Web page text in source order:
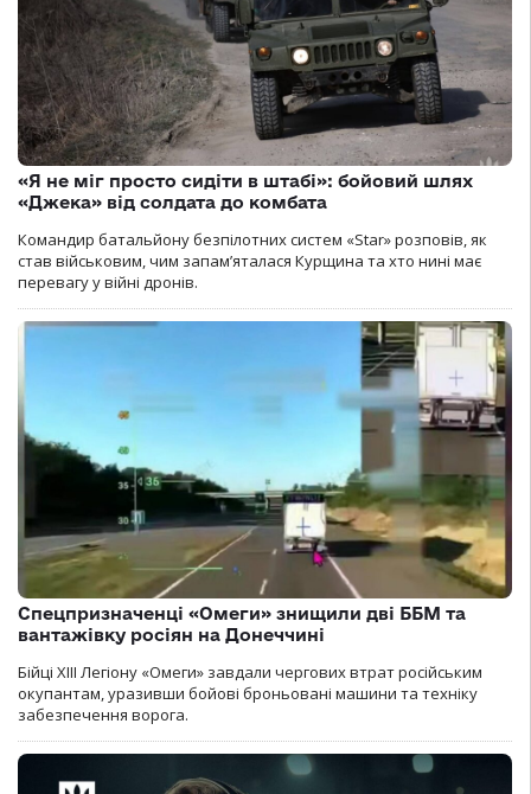
«Я не міг просто сидіти в штабі»: бойовий шлях
«Джека» від солдата до комбата
Командир батальйону безпілотних систем «Star» розповів, як
став військовим, чим запам’яталася Курщина та хто нині має
перевагу у війні дронів.
Спецпризначенці «Омеги» знищили дві ББМ та
вантажівку росіян на Донеччині
Бійці ХІІІ Легіону «Омеги» завдали чергових втрат російським
окупантам, уразивши бойові броньовані машини та техніку
забезпечення ворога.